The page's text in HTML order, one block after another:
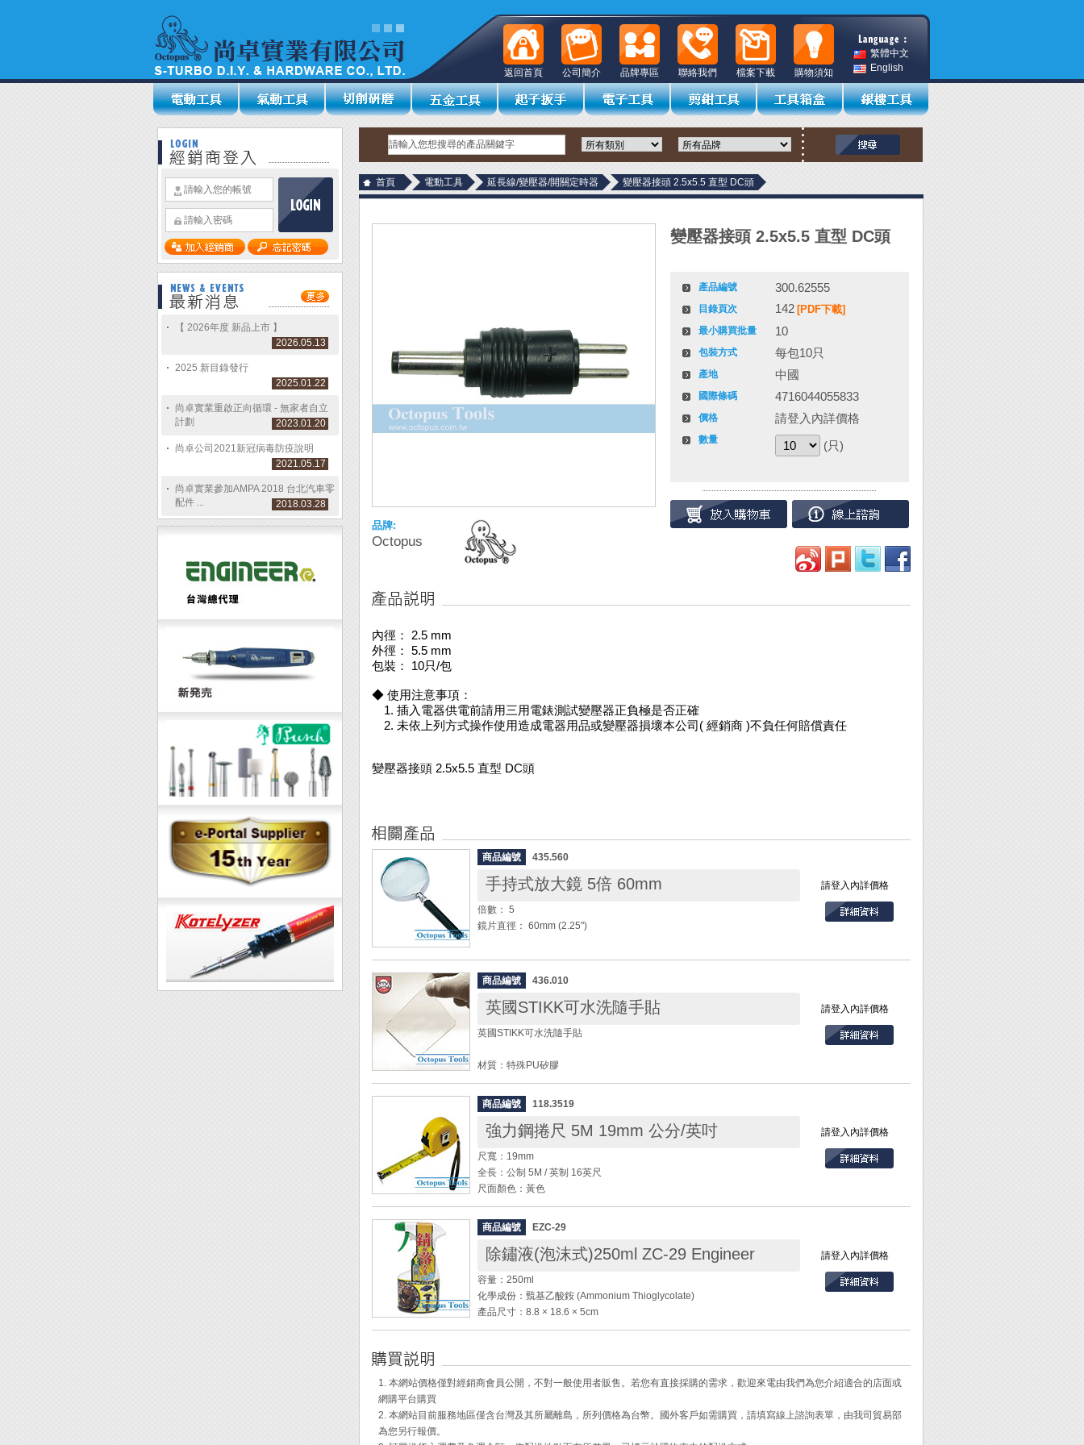
繁體中文
English
購物須知
檔案下載
聯絡我們
品牌專區
公司簡介
返回首頁
【 2026年度 新品上市 】
2026.05.13
2025 新目錄發行
2025.01.22
尚卓實業重啟正向循環 - 無家者自立
計劃
2023.01.20
尚卓公司2021新冠病毒防疫說明
2021.05.17
尚卓實業參加AMPA 2018 台北汽車零
配件 ...
2018.03.28
首頁 電動工具 延長線/變壓器/開關定時器 變壓器接頭 2.5x5.5 直型 DC頭
品牌:
Octopus
變壓器接頭 2.5x5.5 直型 DC頭
產品編號 300.62555
目錄頁次 142 [PDF下載]
最小購買批量 10
包裝方式 每包10只
產地 中國
國際條碼 4716044055833
價格 請登入內詳價格
數量 (只)
內徑： 2.5 mm
外徑： 5.5 mm
包裝： 10只/包
◆ 使用注意事項：
1. 插入電器供電前請用三用電錶測試變壓器正負極是否正確
2. 未依上列方式操作使用造成電器用品或變壓器損壞本公司( 經銷商 )不負任何賠償責任
變壓器接頭 2.5x5.5 直型 DC頭
商品編號 435.560
手持式放大鏡 5倍 60mm 請登入內詳價格
倍數： 5
鏡片直徑： 60mm (2.25")
◆ 壓克力鏡片
◆ 輔助閱讀工具
商品編號 436.010
英國STIKK可水洗隨手貼 請登入內詳價格
英國STIKK可水洗隨手貼
材質：特殊PU矽膠
最大承重：1.5kgs(4.4lbs)
耐溫：0℃ ~ 100℃
尺寸：75mm x 65mm x 3mm (3"x 2.5"x 0.1")
表面。
◆ 不留殘膠，水洗風乾後可重複使用200次以上。
◆ 車上必備好物，方便黏貼小物或手機；忘記帶自拍棒也可以馬上將手機黏
貼在牆壁上，變身為自拍工具。
◆ 將保護透明片撕下，使隨手貼雙面與平整物品表面貼合壓牢，建議可保留
商品編號 118.3519
強力鋼捲尺 5M 19mm 公分/英吋 請登入內詳價格
尺寬：19mm
全長：公制 5M / 英制 16英尺
尺面顏色：黃色
◆ 卡爪自動補正移動爪設計，前端金屬卡爪厚度約1mm，卡爪與尺片固定
處預留約1mm間隙，量測時不論是前頂，或用卡爪勾住測量物，皆可以獲得
準確數值。
◆ 附腕帶及扣夾，可夾於褲子皮帶腰間
◆ 自動收回功能
商品編號 EZC-29
除鏽液(泡沫式)250ml ZC-29 Engineer 請登入內詳價格
容量：250ml
化學成份：巰基乙酸銨 (Ammonium Thioglycolate)
產品尺寸：8.8 × 18.6 × 5cm
失!
◆ 特別適合應用於金屬模具整修除鏽，是各工廠及模具維護的好用工具。
1. 本網站價格僅對經銷商會員公開，不對一般使用者販售。若您有直接採購的需求，歡迎來電由我們為您介紹適合的店面或
網購平台購買
2. 本網站目前服務地區僅含台灣及其所屬離島，所列價格為台幣。國外客戶如需購買，請填寫線上諮詢表單，由我司貿易部
為您另行報價。